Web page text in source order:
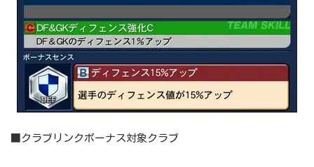
■クラブリンクボーナス対象クラブ